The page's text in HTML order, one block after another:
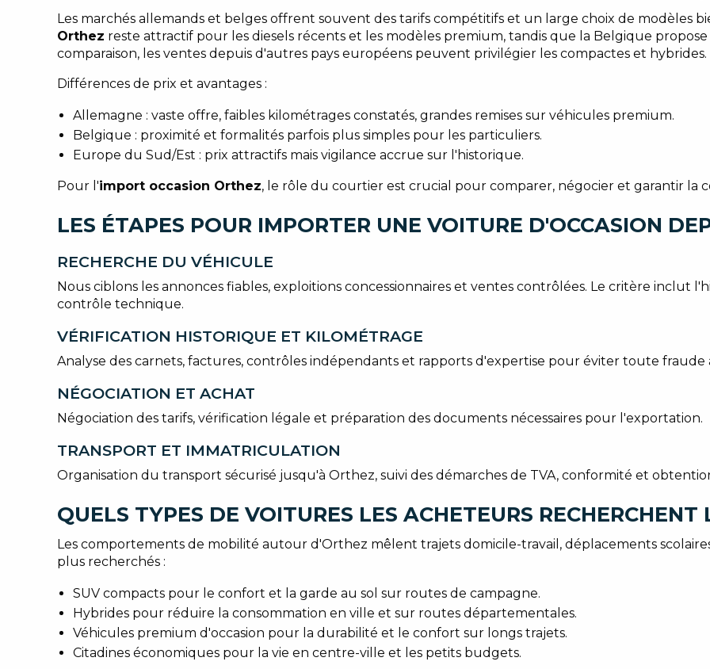
Les marchés allemands et belges offrent souvent des tarifs compétitifs et un large choix de modèles
Orthez reste attractif pour les diesels récents et les modèles premium, tandis que la Belgique propose
comparaison, les ventes depuis d'autres pays européens peuvent privilégier les compactes et hybrides.
Différences de prix et avantages :
Allemagne : vaste offre, faibles kilométrages constatés, grandes remises sur véhicules premium.
Belgique : proximité et formalités parfois plus simples pour les particuliers.
Europe du Sud/Est : prix attractifs mais vigilance accrue sur l'historique.
Pour l'import occasion Orthez, le rôle du courtier est crucial pour comparer, négocier et garantir la
LES ÉTAPES POUR IMPORTER UNE VOITURE D'OCCASION
RECHERCHE DU VÉHICULE
Nous ciblons les annonces fiables, exploitions concessionnaires et ventes contrôlées. Le critère inclut
contrôle technique.
VÉRIFICATION HISTORIQUE ET KILOMÉTRAGE
Analyse des carnets, factures, contrôles indépendants et rapports d'expertise pour éviter toute fraude
NÉGOCIATION ET ACHAT
Négociation des tarifs, vérification légale et préparation des documents nécessaires pour l'exportation.
TRANSPORT ET IMMATRICULATION
Organisation du transport sécurisé jusqu'à Orthez, suivi des démarches de TVA, conformité et
QUELS TYPES DE VOITURES LES ACHETEURS RECHERCHENT
Les comportements de mobilité autour d'Orthez mêlent trajets domicile-travail, déplacements
plus recherchés :
SUV compacts pour le confort et la garde au sol sur routes de campagne.
Hybrides pour réduire la consommation en ville et sur routes départementales.
Véhicules premium d'occasion pour la durabilité et le confort sur longs trajets.
Citadines économiques pour la vie en centre-ville et les petits budgets.